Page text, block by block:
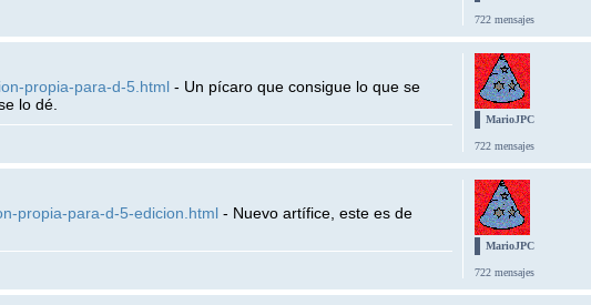
722 mensajes
MarioJPC
722 mensajes
propia-para-d-5.html - Un pícaro que consigue lo que se
lo dé.
MarioJPC
722 mensajes
propia-para-d-5-edicion.html - Nuevo artífice, este es de